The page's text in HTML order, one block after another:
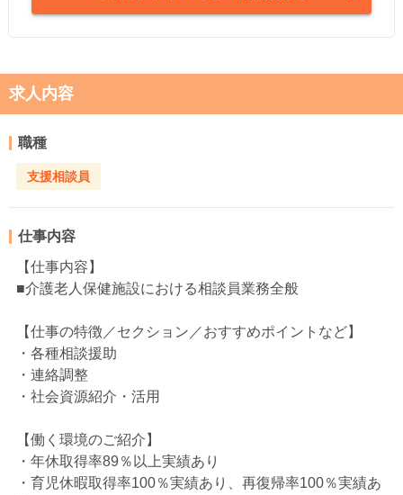
求人内容
職種
支援相談員
仕事内容
【仕事内容】
■介護老人保健施設における相談員業務全般
【仕事の特徴／セクション／おすすめポイントなど】
・各種相談援助
・連絡調整
・社会資源紹介・活用
【働く環境のご紹介】
・年休取得率89％以上実績あり
・育児休暇取得率100％実績あり、再復帰率100％実績あ